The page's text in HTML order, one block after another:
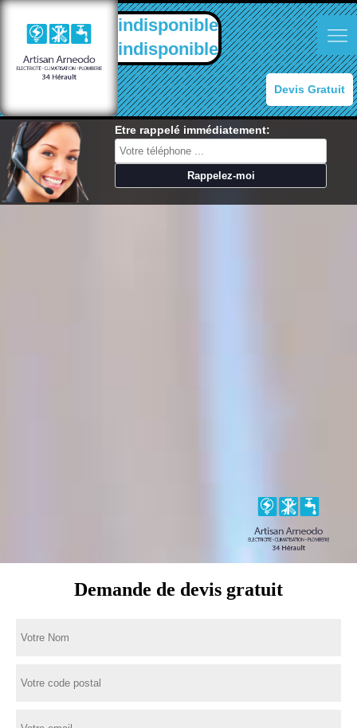
indisponible
indisponible
Devis Gratuit
Etre rappelé immédiatement:
Demande de devis gratuit